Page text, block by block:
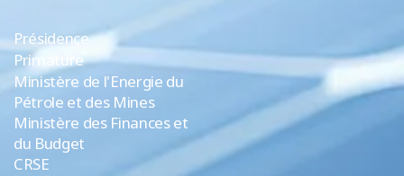
Présidence
Primature
Ministère de l'Energie du
Pétrole et des Mines
Ministère des Finances et
du Budget
CRSE